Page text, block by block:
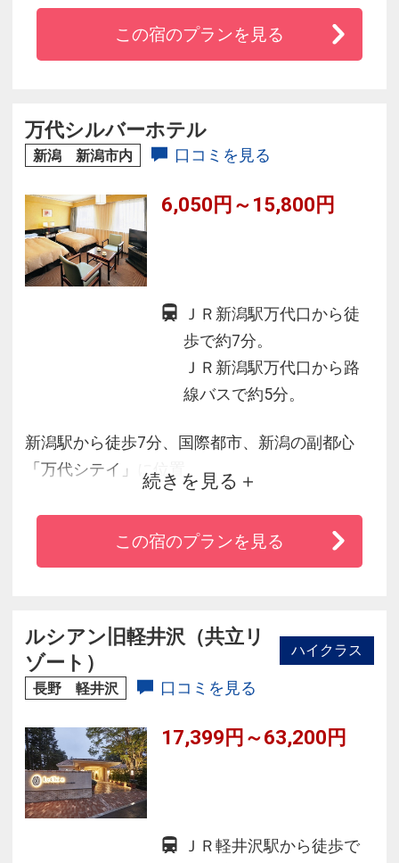
お風呂をお楽しみください。ご夕食は信州なら
ではの素材をふんだんに使用した郷土色豊かな
この宿のプランを見る
万代シルバーホテル
新潟 新潟市内 口コミを見る
6,050円～15,800円
ＪＲ新潟駅万代口から徒
歩で約7分。
ＪＲ新潟駅万代口から路
線バスで約5分。
新潟駅から徒歩7分、国際都市、新潟の副都心
「万代シテイ」に位置。
郊外線バスターミナルに隣接しビジネスや観光
の拠点として便利、ショッピングにも最適。
リラクゾート（ＲＥＬＡＸ＆ＲＥＳＯＲＴの造
ルを目指しています。
続きを見る
この宿のプランを見る
ルシアン旧軽井沢（共立リ
ゾート）
ハイクラス
長野 軽井沢 口コミを見る
17,399円～63,200円
ＪＲ軽井沢駅から徒歩で